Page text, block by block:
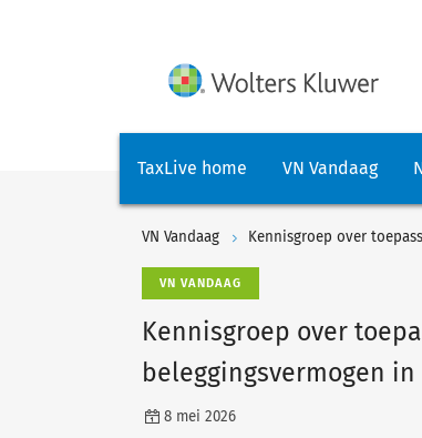
TaxLive home VN Vandaag
VN Vandaag Kennisgroep over
VN VANDAAG
Kennisgroep over
beleggingsvermogen in
8 mei 2026